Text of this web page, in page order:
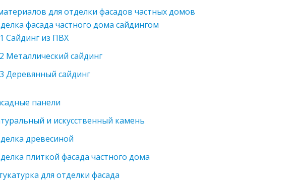
для отделки фасадов частных домов
фасада частного дома сайдингом
Сайдинг из ПВХ
Металлический сайдинг
Деревянный сайдинг
панели
и искусственный камень
древесиной
плиткой фасада частного дома
для отделки фасада